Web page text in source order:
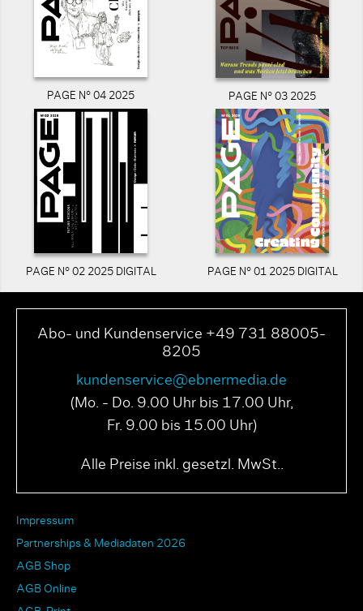
PAGE N° 04 2025 PAGE N° 03 2025
PAGE N° 02 2025 DIGITAL PAGE N° 01 2025 DIGITAL
Abo- und Kundenservice +49 731 88005-
8205
kundenservice@ebnermedia.de
(Mo. - Do. 9.00 Uhr bis 17.00 Uhr,
Fr. 9.00 bis 15.00 Uhr)
Alle Preise inkl. gesetzl. MwSt..
Impressum
Partnerships & Mediadaten 2026
AGB Shop
AGB Online